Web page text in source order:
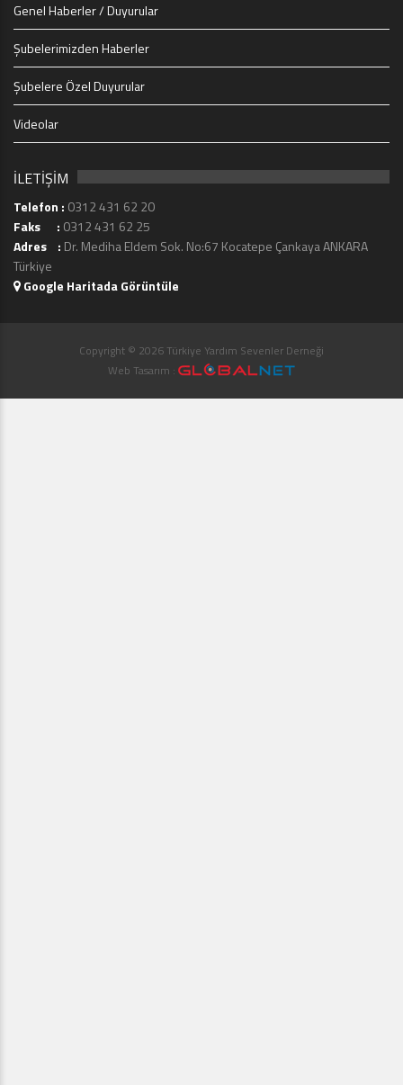
Genel Haberler / Duyurular
Şubelerimizden Haberler
Şubelere Özel Duyurular
Videolar
İLETİŞİM
Telefon : 0312 431 62 20
Faks : 0312 431 62 25
Adres : Dr. Mediha Eldem Sok. No:67 Kocatepe Çankaya ANKARA
Türkiye
Google Haritada Görüntüle
Copyright © 2026 Türkiye Yardım Sevenler Derneği
Web Tasarım :